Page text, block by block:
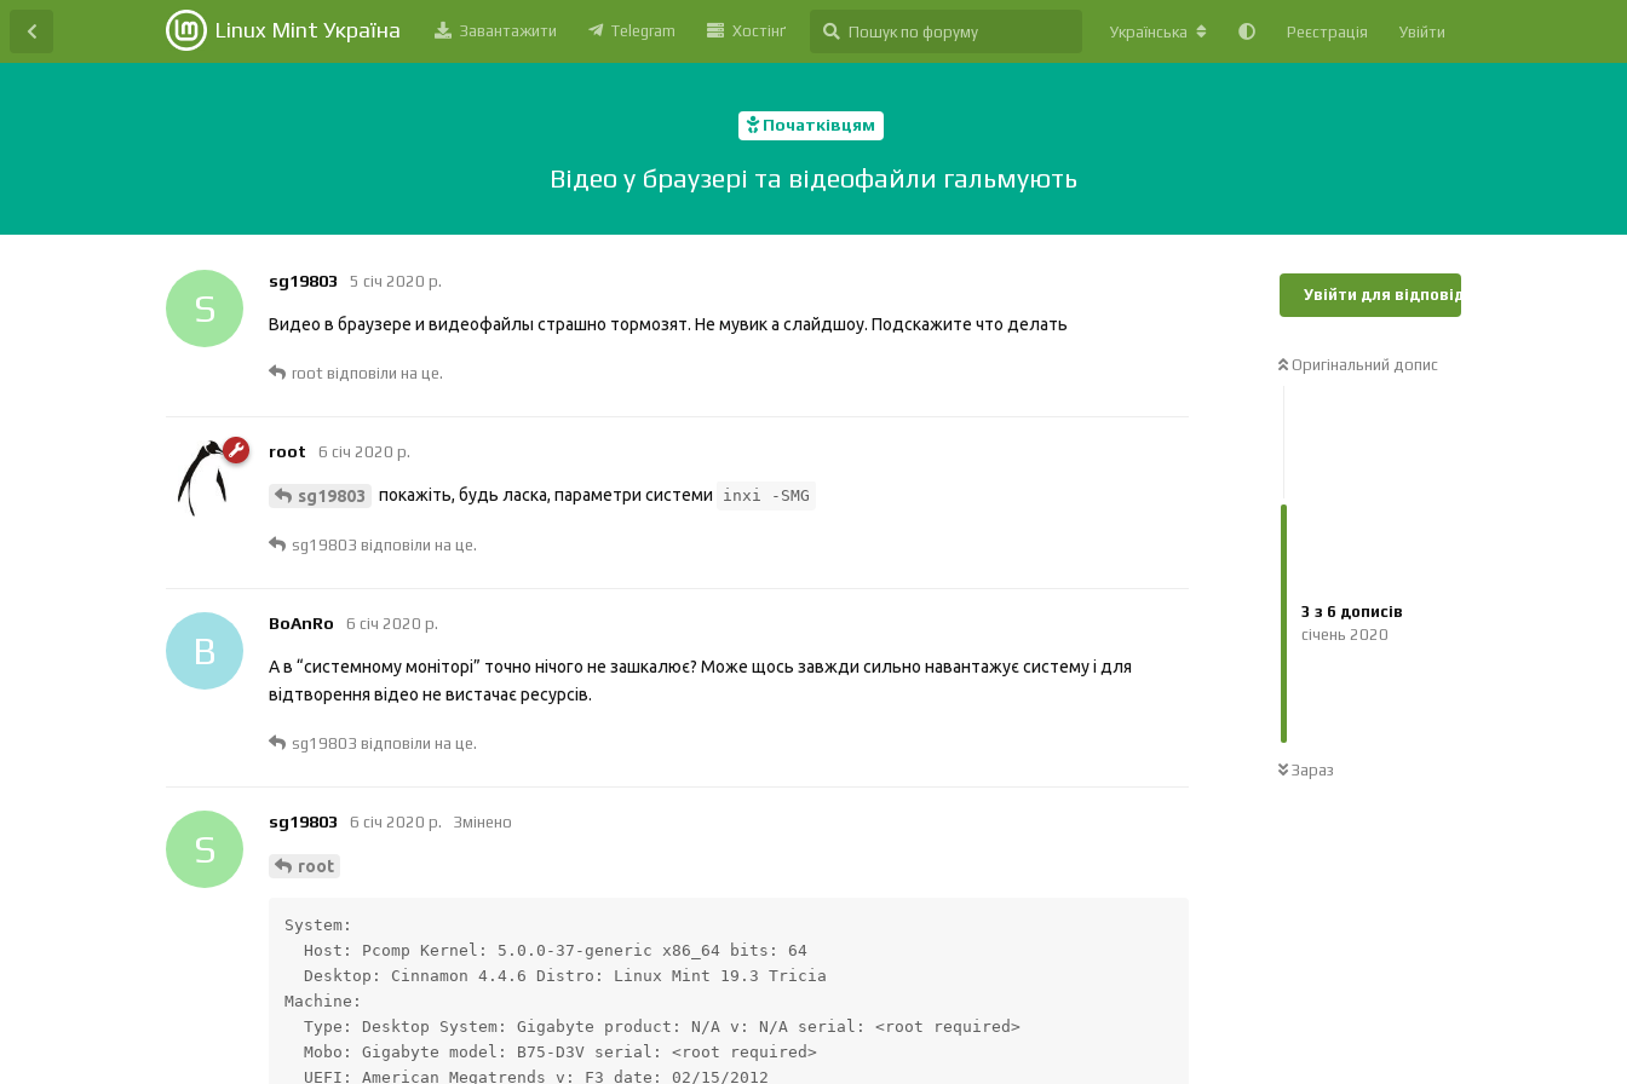
Linux Mint Україна Завантажити Telegram Хостінґ Українська Реєстрація Увійти
Початківцям
Відео у браузері та відеофайли гальмують
Увійти для відповіді
Оригінальний допис
3 з 6 дописів
січень 2020
Зараз
S
sg19803 5 січ 2020 р.
Видео в браузере и видеофайлы страшно тормозят. Не мувик а слайдшоу. Подскажите что делать
root відповіли на це.
root 6 січ 2020 р.
sg19803 покажіть, будь ласка, параметри системи inxi -SMG
sg19803 відповіли на це.
B
BoAnRo 6 січ 2020 р.
А в “системному моніторі” точно нічого не зашкалює? Може щось завжди сильно навантажує систему і для
відтворення відео не вистачає ресурсів.
sg19803 відповіли на це.
S
sg19803 6 січ 2020 р. Змінено
root
System:
  Host: Pcomp Kernel: 5.0.0-37-generic x86_64 bits: 64
  Desktop: Cinnamon 4.4.6 Distro: Linux Mint 19.3 Tricia
Machine:
  Type: Desktop System: Gigabyte product: N/A v: N/A serial: <root required>
  Mobo: Gigabyte model: B75-D3V serial: <root required>
  UEFI: American Megatrends v: F3 date: 02/15/2012